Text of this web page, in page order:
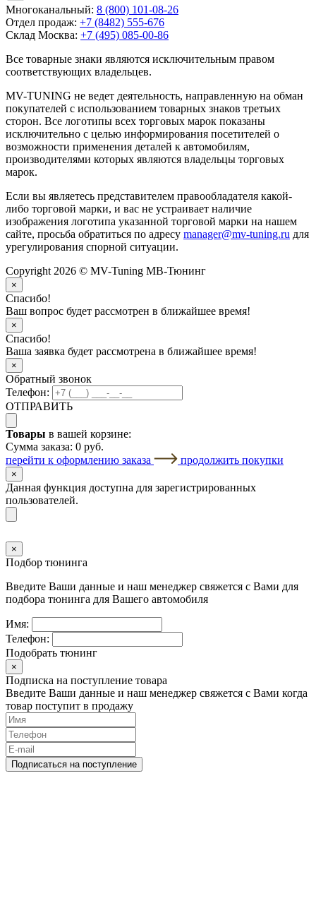
Многоканальный: 8 (800) 101-08-26
Отдел продаж: +7 (8482) 555-676
Склад Москва: +7 (495) 085-00-86
Все товарные знаки являются исключительным правом
соответствующих владельцев.
MV-TUNING не ведет деятельность, направленную на обман
покупателей с использованием товарных знаков третьих
сторон. Все логотипы всех торговых марок показаны
исключительно с целью информирования посетителей о
возможности применения деталей к автомобилям,
производителями которых являются владельцы торговых
марок.
Если вы являетесь представителем правообладателя какой-
либо торговой марки, и вас не устраивает наличие
изображения логотипа указанной торговой марки на нашем
сайте, просьба обратиться по адресу manager@mv-tuning.ru для
урегулирования спорной ситуации.
Copyright 2026 © MV-Tuning МВ-Тюнинг
×
Спасибо!
Ваш вопрос будет рассмотрен в ближайшее время!
×
Спасибо!
Ваша заявка будет рассмотрена в ближайшее время!
×
Обратный звонок
Телефон:
ОТПРАВИТЬ
Товары в вашей корзине:
Сумма заказа: 0 руб.
перейти к оформлению заказа
продолжить покупки
×
Данная функция доступна для зарегистрированных
пользователей.
×
Подбор тюнинга
Введите Ваши данные и наш менеджер свяжется с Вами для
подбора тюнинга для Вашего автомобиля
Имя:
Телефон:
Подобрать тюнинг
×
Подписка на поступление товара
Введите Ваши данные и наш менеджер свяжется с Вами когда
товар поступит в продажу